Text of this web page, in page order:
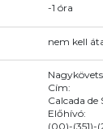
-1 óra
nem kell
Cím:
Calcada
Előhívó:
(00)-(351)-